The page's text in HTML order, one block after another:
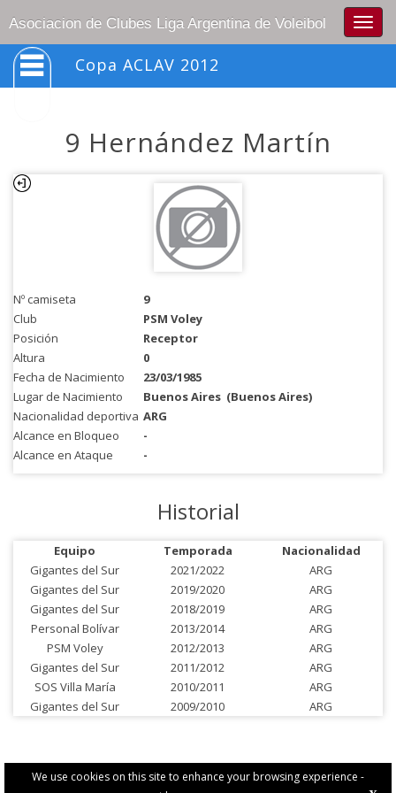
We use cookies on this site to enhance your browsing experience -
Asociacion de Clubes Liga Argentina de Voleibol
Copa ACLAV 2012
9 Hernández Martín
Nº camiseta
9
Club
PSM Voley
Posición
Receptor
Altura
0
Fecha de Nacimiento
23/03/1985
Lugar de Nacimiento
Buenos Aires (Buenos Aires)
Nacionalidad deportiva ARG
Alcance en Bloqueo
-
Alcance en Ataque
-
Historial
Equipo Temporada
Nacionalidad
Gigantes del Sur
2021/2022
ARG
Gigantes del Sur
2019/2020
ARG
Gigantes del Sur
2018/2019
ARG
Personal Bolívar
2013/2014
ARG
PSM Voley
2012/2013
ARG
Gigantes del Sur
2011/2012
ARG
SOS Villa María
2010/2011
ARG
Gigantes del Sur
2009/2010 ARG